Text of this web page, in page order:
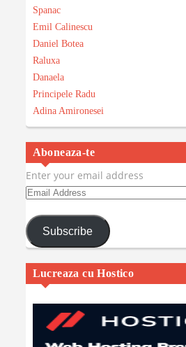
Spanac
Emil Calinescu
Daniel Botea
Raluxa
Danaela
Principele Radu
Adina Amironesei
Aboneaza-te
Enter your email address
Email
Subscribe
Lucreaza cu Hostico